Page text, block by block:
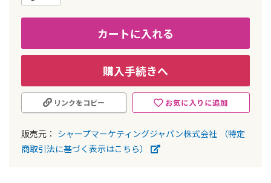
カートに入れる
購入手続きへ
お気に入りに追加
リンクをコピー
販売元： シャープマーケティングジャパン株式会社
（特定
商取引法に基づく表示はこちら）